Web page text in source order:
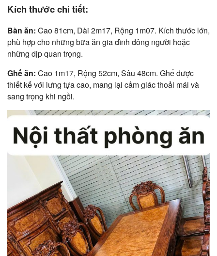
Kích thước chi tiết:
Bàn ăn: Cao 81cm, Dài 2m17, Rộng 1m07. Kích thước lớn,
phù hợp cho những bữa ăn gia đình đông người hoặc
những dịp quan trọng.
Ghế ăn: Cao 1m17, Rộng 52cm, Sâu 48cm. Ghế được
thiết kế với lưng tựa cao, mang lại cảm giác thoải mái và
sang trọng khi ngồi.